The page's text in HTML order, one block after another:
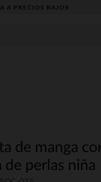
A PRECIOS BAJOS
de manga
de perlas niña